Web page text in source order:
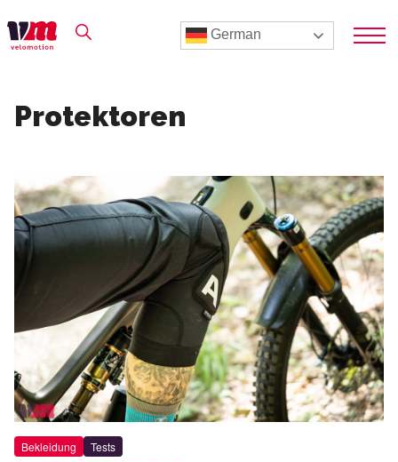
German
Protektoren
Bekleidung Tests